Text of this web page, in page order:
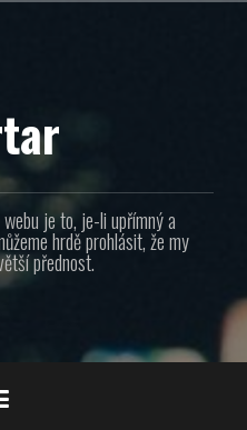
je to, je-li upřímný a
hrdě prohlásit, že my
přednost.